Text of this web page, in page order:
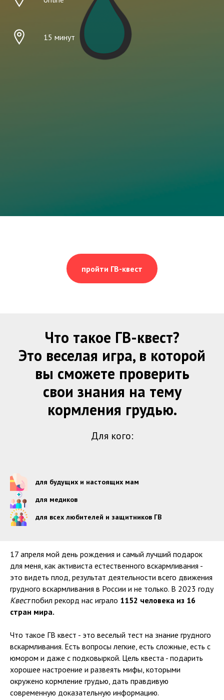
15 минут
пройти ГВ-квест
Что такое ГВ-квест?
Это веселая игра, в которой
вы сможете проверить
свои знания на тему
кормления грудью.
Для кого:
для будущих и настоящих мам
для медиков
для всех любителей и защитников ГВ
17 апреля мой день рождения и самый лучший подарок
для меня, как активиста естественного вскармливания -
это видеть плод, результат деятельности всего движения
грудного вскармливания в России и не только. В 2023 году
Квестпобил рекорд нас играло 1152 человека из 16
стран мира.
Что такое ГВ квест - это веселый тест на знание грудного
вскармливания. Есть вопросы легкие, есть сложные, есть с
юмором и даже с подковыркой. Цель квеста - подарить
хорошее настроение и развеять мифы, которыми
окружено кормление грудью, дать правдивую
современную доказательную информацию.